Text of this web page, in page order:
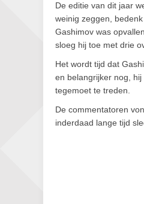
De editie van dit jaar
weinig zeggen,
Gashimov was
sloeg hij toe met drie
Het wordt tijd dat
en belangrijker nog,
tegemoet te treden.
De commentatoren
inderdaad lange tijd